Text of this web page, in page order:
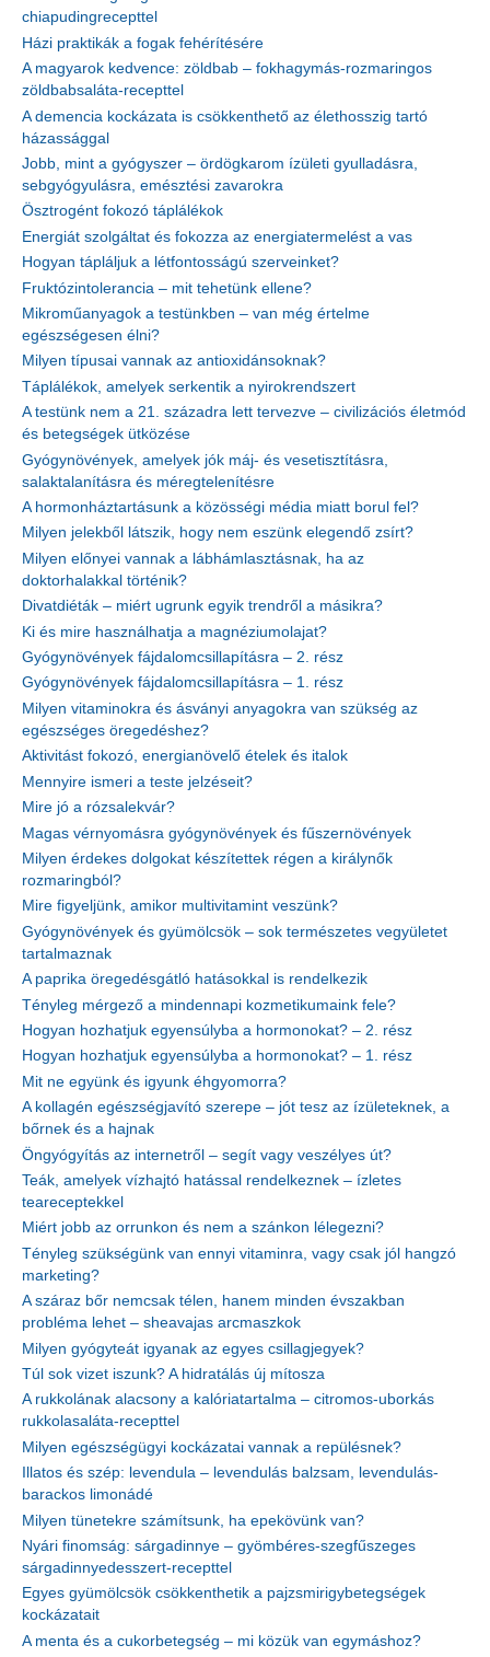
chiapudingrecepttel
Házi praktikák a fogak fehérítésére
A magyarok kedvence: zöldbab – fokhagymás-rozmaringos
zöldbabsaláta-recepttel
A demencia kockázata is csökkenthető az élethosszig tartó
házassággal
Jobb, mint a gyógyszer – ördögkarom ízületi gyulladásra,
sebgyógyulásra, emésztési zavarokra
Ösztrogént fokozó táplálékok
Energiát szolgáltat és fokozza az energiatermelést a vas
Hogyan tápláljuk a létfontosságú szerveinket?
Fruktózintolerancia – mit tehetünk ellene?
Mikroműanyagok a testünkben – van még értelme
egészségesen élni?
Milyen típusai vannak az antioxidánsoknak?
Táplálékok, amelyek serkentik a nyirokrendszert
A testünk nem a 21. századra lett tervezve – civilizációs életmód
és betegségek ütközése
Gyógynövények, amelyek jók máj- és vesetisztításra,
salaktalanításra és méregtelenítésre
A hormonháztartásunk a közösségi média miatt borul fel?
Milyen jelekből látszik, hogy nem eszünk elegendő zsírt?
Milyen előnyei vannak a lábhámlasztásnak, ha az
doktorhalakkal történik?
Divatdiéták – miért ugrunk egyik trendről a másikra?
Ki és mire használhatja a magnéziumolajat?
Gyógynövények fájdalomcsillapításra – 2. rész
Gyógynövények fájdalomcsillapításra – 1. rész
Milyen vitaminokra és ásványi anyagokra van szükség az
egészséges öregedéshez?
Aktivitást fokozó, energianövelő ételek és italok
Mennyire ismeri a teste jelzéseit?
Mire jó a rózsalekvár?
Magas vérnyomásra gyógynövények és fűszernövények
Milyen érdekes dolgokat készítettek régen a királynők
rozmaringból?
Mire figyeljünk, amikor multivitamint veszünk?
Gyógynövények és gyümölcsök – sok természetes vegyületet
tartalmaznak
A paprika öregedésgátló hatásokkal is rendelkezik
Tényleg mérgező a mindennapi kozmetikumaink fele?
Hogyan hozhatjuk egyensúlyba a hormonokat? – 2. rész
Hogyan hozhatjuk egyensúlyba a hormonokat? – 1. rész
Mit ne együnk és igyunk éhgyomorra?
A kollagén egészségjavító szerepe – jót tesz az ízületeknek, a
bőrnek és a hajnak
Öngyógyítás az internetről – segít vagy veszélyes út?
Teák, amelyek vízhajtó hatással rendelkeznek – ízletes
teareceptekkel
Miért jobb az orrunkon és nem a szánkon lélegezni?
Tényleg szükségünk van ennyi vitaminra, vagy csak jól hangzó
marketing?
A száraz bőr nemcsak télen, hanem minden évszakban
probléma lehet – sheavajas arcmaszkok
Milyen gyógyteát igyanak az egyes csillagjegyek?
Túl sok vizet iszunk? A hidratálás új mítosza
A rukkolának alacsony a kalóriatartalma – citromos-uborkás
rukkolasaláta-recepttel
Milyen egészségügyi kockázatai vannak a repülésnek?
Illatos és szép: levendula – levendulás balzsam, levendulás-
barackos limonádé
Milyen tünetekre számítsunk, ha epekövünk van?
Nyári finomság: sárgadinnye – gyömbéres-szegfűszeges
sárgadinnyedesszert-recepttel
Egyes gyümölcsök csökkenthetik a pajzsmirigybetegségek
kockázatait
A menta és a cukorbetegség – mi közük van egymáshoz?